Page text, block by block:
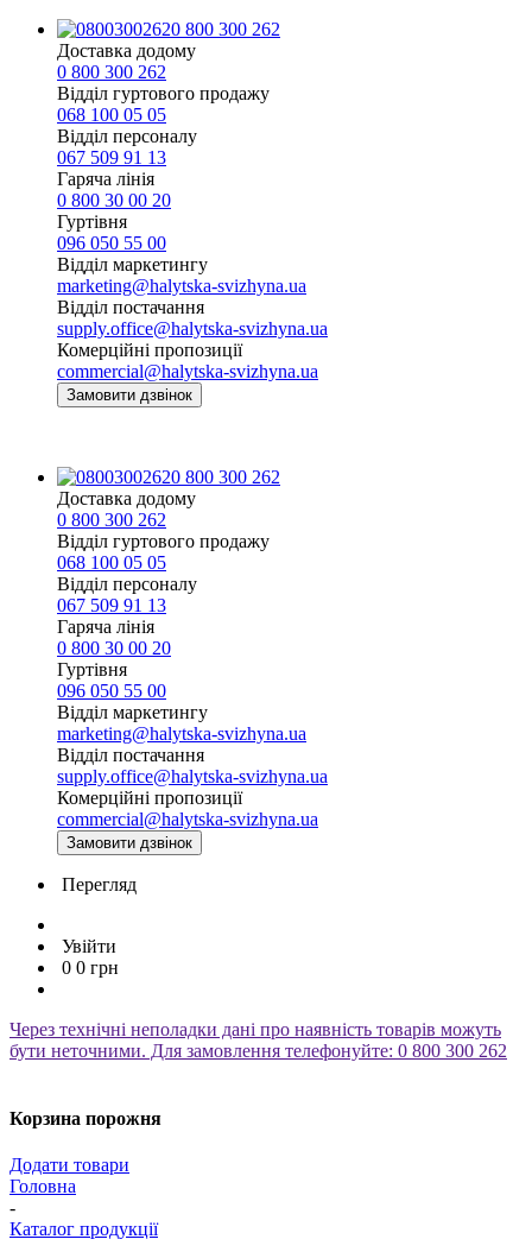
0 800 300 262
Доставка додому
0 800 300 262
Відділ гуртового продажу
068 100 05 05​
Відділ персоналу
067 509 91 13
Гаряча лінія
0 800 30 00 20
Гуртівня
096 050 55 00
Відділ маркетингу
marketing@halytska-svizhyna.ua
Відділ постачання
supply.office@halytska-svizhyna.ua
Комерційні пропозиції
commercial@halytska-svizhyna.ua
Замовити дзвінок
0 800 300 262
Доставка додому
0 800 300 262
Відділ гуртового продажу
068 100 05 05​
Відділ персоналу
067 509 91 13
Гаряча лінія
0 800 30 00 20
Гуртівня
096 050 55 00
Відділ маркетингу
marketing@halytska-svizhyna.ua
Відділ постачання
supply.office@halytska-svizhyna.ua
Комерційні пропозиції
commercial@halytska-svizhyna.ua
Замовити дзвінок
Перегляд
Увійти
0 0 грн
Через технічні неполадки дані про наявність товарів можуть
бути неточними. Для замовлення телефонуйте: 0 800 300 262
Корзина порожня
Додати товари
Головна
-
Каталог продукції